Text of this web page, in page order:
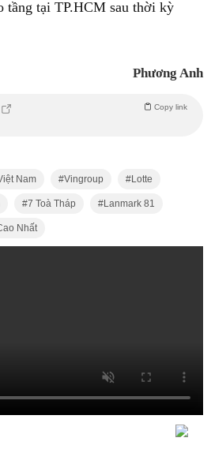
tầng tại TP.HCM sau thời kỳ
Phương Anh
Copy link
Nam Vingroup Lotte
7 Toà Tháp Lanmark 81
Nhất